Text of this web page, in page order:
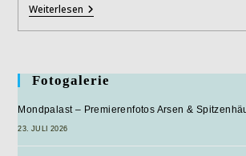
WeiterlesenCARL
GROSSBERG
Fotogalerie
Mondpalast – Premierenfotos Arsen &
23. JULI 2026